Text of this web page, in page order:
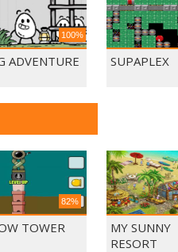
100%
ADVENTURE
SUPAPLEX
82%
TOWER
MY SUNNY
RESORT